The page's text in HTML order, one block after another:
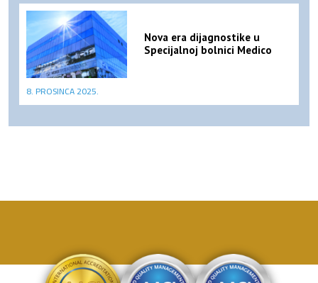
Nova era dijagnostike u
Specijalnoj bolnici Medico
8. PROSINCA 2025.